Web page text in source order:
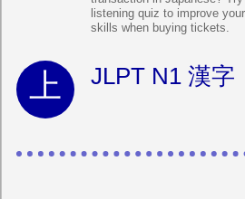
listening quiz to improve
skills when buying tickets.
JLPT N1 漢字